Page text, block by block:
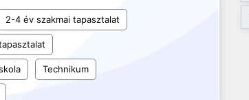
2-4 év szakmai tapasztalat
Technikum